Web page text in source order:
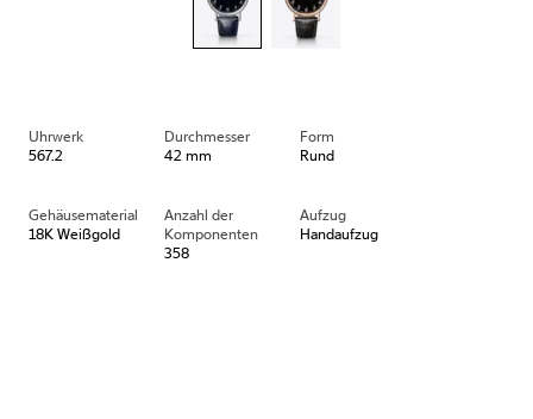
Uhrwerk
567.2
Durchmesser
42 mm
Form
Rund
Gehäusematerial
18K Weißgold
Anzahl der
Komponenten
358
Aufzug
Handaufzug